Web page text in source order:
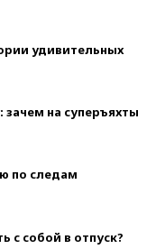
удивительных
на суперъяхты
по следам
с собой в отпуск?